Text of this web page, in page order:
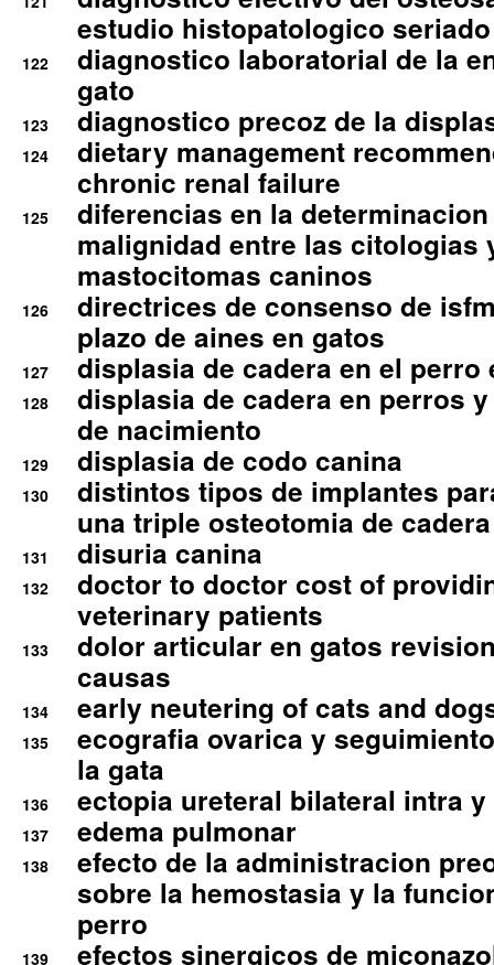
estudio histopatologico seriado
122
diagnostico laboratorial de la
gato
123 diagnostico precoz de la
124
dietary management
chronic renal failure
125
diferencias en la
malignidad entre las citologias
mastocitomas caninos
126
directrices de consenso de
plazo de aines en gatos
127 displasia de cadera en el perro
128
displasia de cadera en perros
de nacimiento
129 displasia de codo canina
130
distintos tipos de implantes
una triple osteotomia de cadera
131 disuria canina
132
doctor to doctor cost of
veterinary patients
133
dolor articular en gatos
causas
134 early neutering of cats and
135
ecografia ovarica y
la gata
136 ectopia ureteral bilateral intra
137 edema pulmonar
138
efecto de la administracion
sobre la hemostasia y la
perro
139
efectos sinergicos de